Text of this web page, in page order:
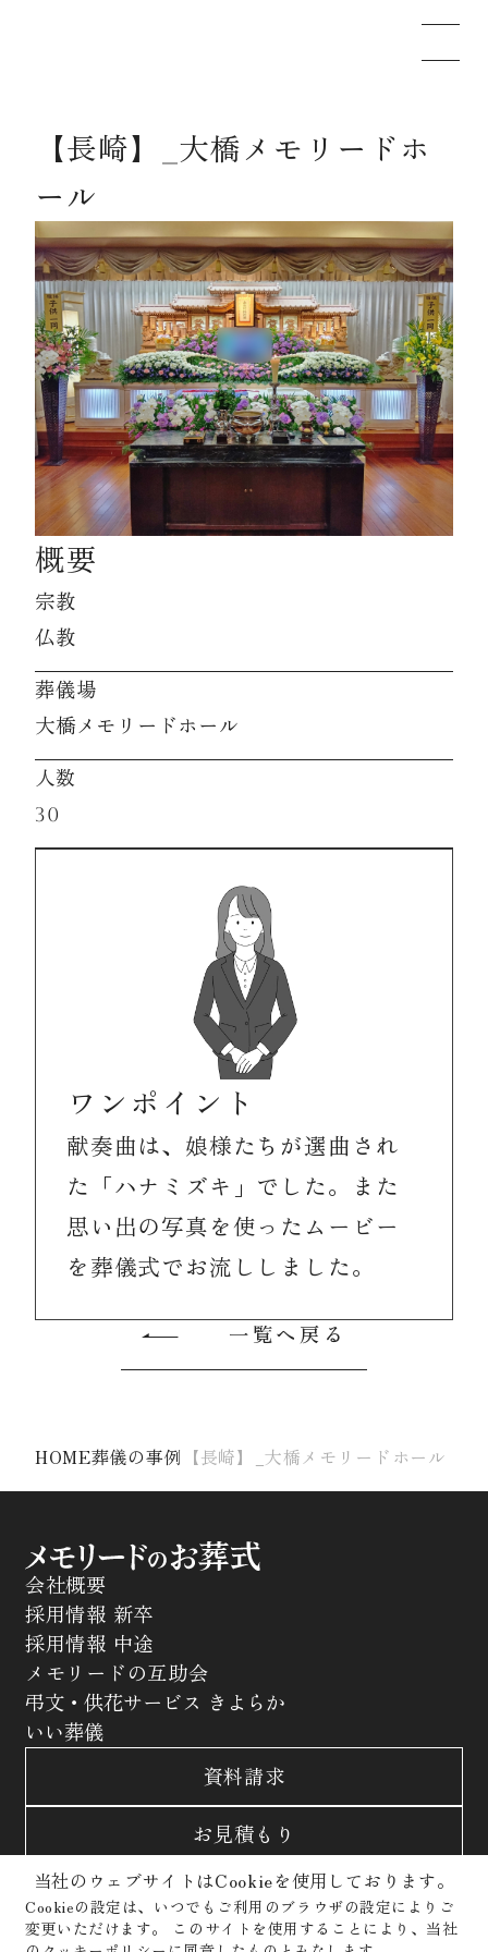
メモリードのお葬式について
葬儀の流れ
事例
施設案内
お知らせ
資料請求
お見積もり
お問合わせ
【長崎】_大橋メモリードホ
ール
概要
宗教
仏教
葬儀場
大橋メモリードホール
人数
30
ワンポイント
献奏曲は、娘様たちが選曲され
た「ハナミズキ」でした。また
思い出の写真を使ったムービー
を葬儀式でお流ししました。
一覧へ戻る
HOME葬儀の事例 【長崎】_大橋メモリードホール
会社概要
採用情報 新卒
採用情報 中途
メモリードの互助会
弔文・供花サービス きよらか
いい葬儀
資料請求
お見積もり
お問合わせ
サイトポリシー
プライバシーポリシー
当社のウェブサイトはCookieを使用しております。
Cookieの設定は、いつでもご利用のブラウザの設定によりご
変更いただけます。
このサイトを使用することにより、当社